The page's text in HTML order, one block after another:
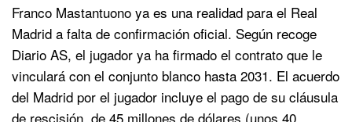
Franco Mastantuono ya es una realidad para el Real
Madrid a falta de confirmación oficial. Según recoge
Diario AS, el jugador ya ha firmado el contrato que le
vinculará con el conjunto blanco hasta 2031. El acuerdo
del Madrid por el jugador incluye el pago de su cláusula
de rescisión, de 45 millones de dólares (unos 40